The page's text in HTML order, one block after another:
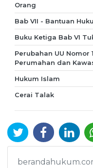
Orang
Bab VII - Bantuan
Buku Ketiga Bab VI
Perubahan UU Nomor
Perumahan dan
Hukum Islam
Cerai Talak